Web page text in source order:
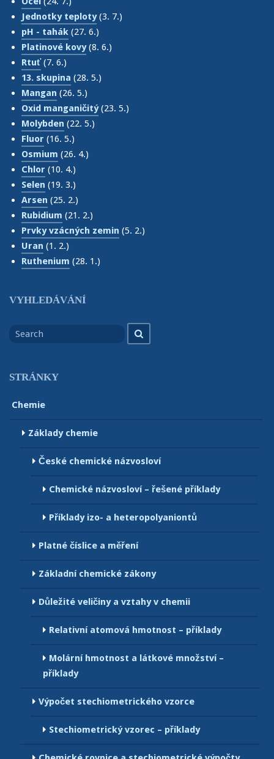
Jednotky teploty(3. 7.)
pH - tahák (27. 6.)
Platinové kovy(8. 6.)
Rtuť(7. 6.)
13. skupina (28. 5.)
Mangan (26. 5.)
Oxid manganičitý(23. 5.)
Molybden (22. 5.)
Fluor (16. 5.)
Osmium (26. 4.)
Chlor (10. 4.)
Selen (19. 3.)
Arsen (25. 2.)
Rubidium (21. 2.)
Prvky vzácných zemin (5. 2.)
Uran (1. 2.)
Ruthenium (28. 1.)
VYHLEDÁVÁNÍ
for
STRÁNKY
Chemie
Základy chemie
České chemické názvosloví
Chemické názvosloví – řešené příklady
Příklady izo- a heteropolyaniontů
Platné číslice a měření
Základní chemické zákony
Důležité veličiny a vztahy v chemii
Relativní atomová hmotnost – příklady
Molární hmotnost a látkové množství –
příklady
Výpočet stechiometrického vzorce
Stechiometrický vzorec – příklady